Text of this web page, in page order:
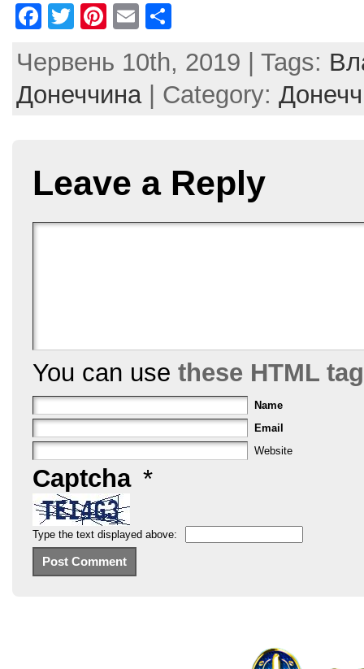
F
c
e
o
k
T
itt
er
Pi
er
e
E
ai
l
ar
e
Червень 10th, 2019 | Tags:
Донеччина| Category:
Leave a Reply
You can use these HTML
Name
Email
Website
Captcha *
Type the text displayed above: